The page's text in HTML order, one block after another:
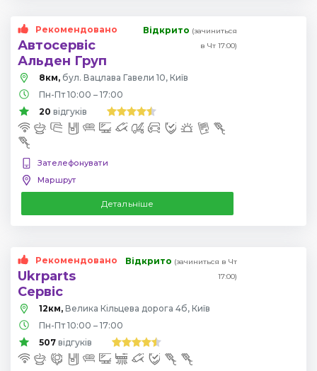
Рекомендовано
Автосервіс
Альден Груп
Відкрито (зачиниться
в Чт 17:00)
8км, бул. Вацлава Гавели 10, Київ
Пн-Пт 10:00 – 17:00
20 відгуків
Зателефонувати
Маршрут
Детальніше
Рекомендовано
Ukrparts
Сервіс
Відкрито (зачиниться в Чт
17:00)
12км, Велика Кільцева дорога 4б, Київ
Пн-Пт 10:00 – 17:00
507 відгуків